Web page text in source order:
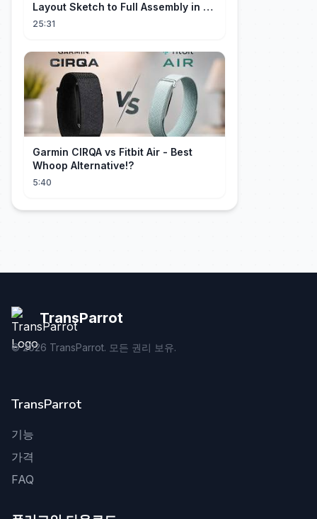
Layout Sketch to Full Assembly in 20
Minutes!
25:31
Garmin CIRQA vs Fitbit Air - Best
Whoop Alternative!?
5:40
TransParrot
©2026 TransParrot. 모든 권리 보유.
TransParrot
기능
가격
FAQ